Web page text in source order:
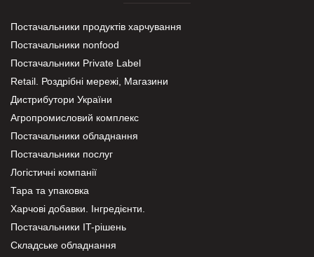
Постачальники продуктів харчування
Постачальники nonfood
Постачальники Private Label
Retail. Роздрібні мережі, Магазини
Дистрибутори України
Агропромисловий комплекс
Постачальники обладнання
Постачальники послуг
Логістичні компанії
Тара та упаковка
Харчові добавки. Інгредієнти.
Постачальники IT-рішень
Складське обладнання